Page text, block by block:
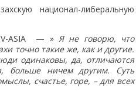
национал-либеральную
ASIA — » Я не говорю, что
точно такие же, как и другие.
одинаковы, да, отличаются
, больше ничем другим.
Суть
, счастье, горе, – для всех